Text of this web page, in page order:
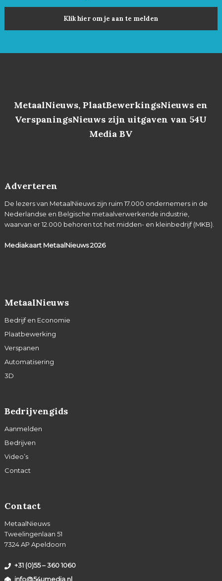
Klik hier om je aan te melden
MetaalNieuws, PlaatBewerkingsNieuws en
VerspaningsNieuws zijn uitgaven van 54U
Media BV
Adverteren
De lezers van MetaalNieuws zijn ruim 17.000 ondernemers in de
Nederlandse en Belgische metaalverwerkende industrie,
waarvan er 12.000 behoren tot het midden- en kleinbedrijf (MKB).
Mediakaart MetaalNieuws2026
MetaalNieuws
Bedrijf en Economie
Plaatbewerking
Verspanen
Automatisering
3D
Bedrijvengids
Aanmelden
Bedrijven
Video’s
Contact
Contact
MetaalNieuws
Tweelingenlaan 51
7324 AP Apeldoorn
+31 (0)55 – 360 1060
info@54umedia.nl